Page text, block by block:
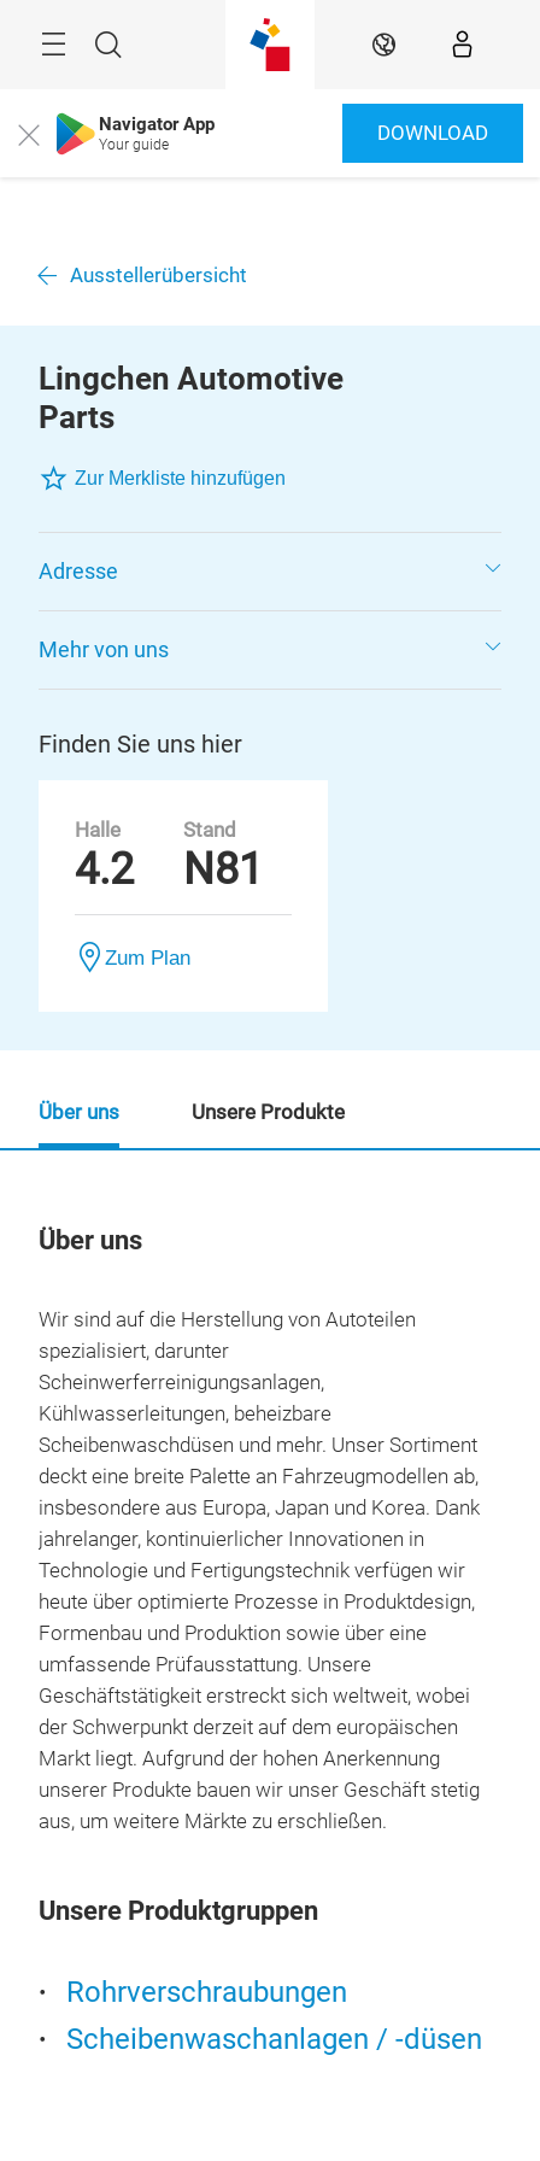
Suche DE
Close Navigator App
Your guide DOWNLOAD
Ausstellerübersicht
Lingchen Automotive
Parts
Zur Merkliste hinzufügen
Adresse
Mehr von uns
Finden Sie uns hier
Halle
4.2
Stand
N81
Zum Plan
Über uns
Wir sind auf die Herstellung von Autoteilen
spezialisiert, darunter
Scheinwerferreinigungsanlagen,
Kühlwasserleitungen, beheizbare
Scheibenwaschdüsen und mehr. Unser Sortiment
deckt eine breite Palette an Fahrzeugmodellen ab,
insbesondere aus Europa, Japan und Korea. Dank
jahrelanger, kontinuierlicher Innovationen in
Technologie und Fertigungstechnik verfügen wir
heute über optimierte Prozesse in Produktdesign,
Formenbau und Produktion sowie über eine
umfassende Prüfausstattung. Unsere
Geschäftstätigkeit erstreckt sich weltweit, wobei
der Schwerpunkt derzeit auf dem europäischen
Markt liegt. Aufgrund der hohen Anerkennung
unserer Produkte bauen wir unser Geschäft stetig
aus, um weitere Märkte zu erschließen.
Unsere Produktgruppen
Rohrverschraubungen
Scheibenwaschanlagen / -düsen
Über uns Unsere Produkte